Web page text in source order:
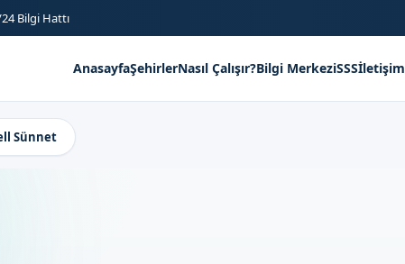
Bilgi Hattı
AnasayfaŞehirlerNasıl Çalışır?Bilgi MerkeziSSSİletişim
Sünnet